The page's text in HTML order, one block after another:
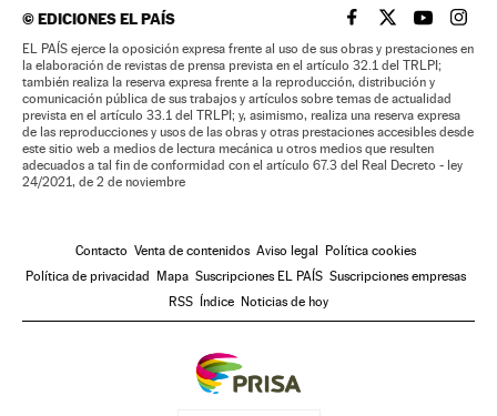
©EDICIONES EL PAÍS EL PAÍS BRASIL EN
EL PAÍSEL PAÍS
EL
EL PAÍS ejerce la oposición expresa frente al uso de sus obras y prestaciones en
la elaboración de revistas de prensa prevista en el artículo 32.1 del TRLPI;
también realiza la reserva expresa frente a la reproducción, distribución y
comunicación pública de sus trabajos y artículos sobre temas de actualidad
prevista en el artículo 33.1 del TRLPI; y, asimismo, realiza una reserva expresa
de las reproducciones y usos de las obras y otras prestaciones accesibles desde
este sitio web a medios de lectura mecánica u otros medios que resulten
adecuados a tal fin de conformidad con el artículo 67.3 del Real Decreto - ley
24/2021, de 2 de noviembre
Contacto Venta de contenidos Aviso legal
Política cookies
Política de privacidad
Mapa Suscripciones EL PAÍS Suscripciones empresas
RSS
Índice Noticias de hoy